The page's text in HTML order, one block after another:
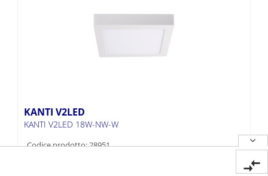
KANTI V2LED
KANTI V2LED 18W-NW-W
Codice prodotto: 28951